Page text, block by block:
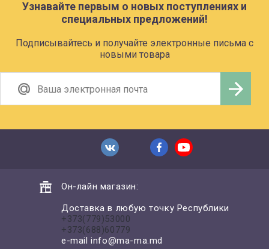
Узнавайте первым о новых поступлениях и
специальных предложений!
Подписывайтесь и получайте электронные письма с
новыми товара
Он-лайн магазин:
Доставка в любую точку Республики
+373(779)53000
+373(688)60779
e-mailinfo@ma-ma.md